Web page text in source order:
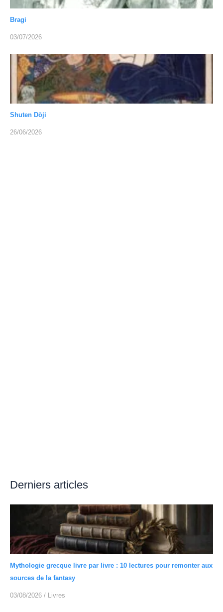
Bragi
03/07/2026
Shuten Dōji
26/06/2026
Derniers articles
Mythologie grecque livre par livre : 10 lectures pour remonter aux
sources de la fantasy
03/08/2026 / Livres